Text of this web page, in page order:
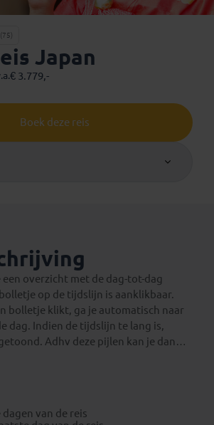
(75)
Japan
€ 3.779,-
Boek deze reis
overzicht met de dag-tot-dag
op de tijdslijn is aanklikbaar.
bolletje klikt, ga je automatisch naar
dag. Indien de tijdslijn te lang is,
Adhv deze pijlen kan je dan
na de reis
verlengingen van deze rondreis
het aparte tabblad ‘Verlengingen’.
om bij boeking (in het
van de reis